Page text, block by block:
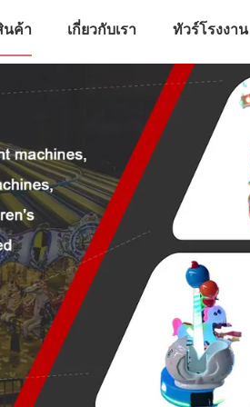
นค้า เกี่ยวกับเรา ทัวร์โรงงาน